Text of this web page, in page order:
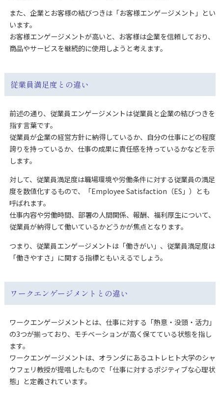
また、企業とお客様の結びつきは「お客様エンゲージメント」とい
います。
お客様エンゲージメントが高いと、お客様は企業を信頼しており、
商品やサービスを継続的に使用しようと考えます。
従業員満足度との違い
前述の通り、従業員エンゲージメントは従業員と企業の結びつきを
指す言葉です。
従業員が企業の経営方針に納得しているか、自分の仕事にどの程度
誇りを持っているか、仕事の成果に責任感を持っているかなどを示
します。
対して、従業員満足度は職場環境や労働条件に対する従業員の満足
度を数値化するもので、「Employee Satisfaction（ES」）とも
呼ばれます。
仕事内容や労働時間、部署の人間関係、報酬、福利厚生について、
従業員が納得して働いているかどうかが焦点となります。
つまり、従業員エンゲージメントは「働きがい」、従業員満足度は
「働きやすさ」に関する指標ともいえるでしょう。
ワークエンゲージメントとの違い
ワークエンゲージメントとは、仕事に対する「熱意・没頭・活力」
の3つが揃っており、モチベーションが高く保てている状態を指し
ます。
ワークエンゲージメントは、オランダにあるユトレヒト大学のシャ
ウフェリ教授が提唱したもので「仕事に対するポジティブな心理状
態」と定義されています。